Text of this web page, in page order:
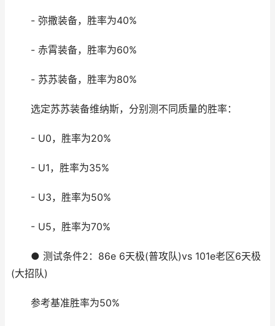
- 弥撒装备，胜率为40%
- 赤霄装备，胜率为60%
- 苏苏装备，胜率为80%
选定苏苏装备维纳斯，分别测不同质量的胜率：
- U0，胜率为20%
- U1，胜率为35%
- U3，胜率为50%
- U5，胜率为70%
● 测试条件2：86e 6天极(普攻队)vs 101e老区6天极
(大招队)
参考基准胜率为50%